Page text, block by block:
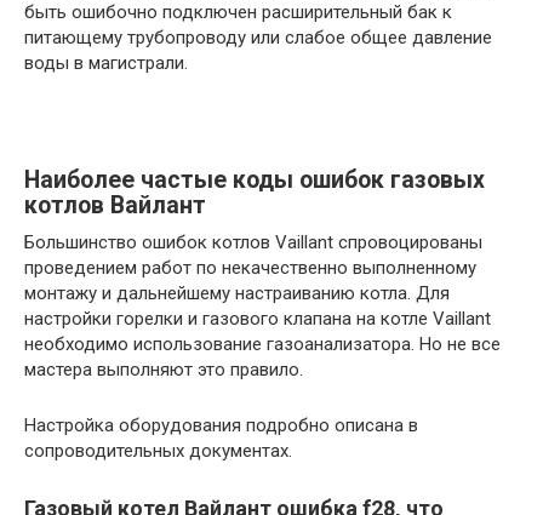
быть ошибочно подключен расширительный бак к
питающему трубопроводу или слабое общее давление
воды в магистрали.
Наиболее частые коды ошибок газовых
котлов Вайлант
Большинство ошибок котлов Vaillant спровоцированы
проведением работ по некачественно выполненному
монтажу и дальнейшему настраиванию котла. Для
настройки горелки и газового клапана на котле Vaillant
необходимо использование газоанализатора. Но не все
мастера выполняют это правило.
Настройка оборудования подробно описана в
сопроводительных документах.
Газовый котел Вайлант ошибка f28, что